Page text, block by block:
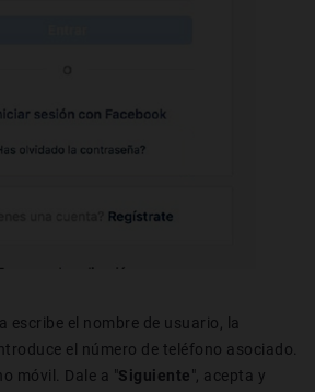
escribe el nombre de usuario, la
el número de teléfono asociado.
móvil. Dale a "Siguiente", acepta y